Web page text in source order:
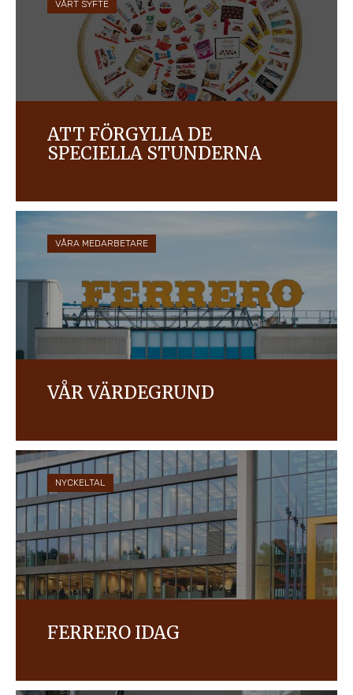
VÅRT SYFTE
ATT FÖRGYLLA DE
SPECIELLA STUNDERNA
samtidigt som vi värnar om människor och miljö.
VÅRA MEDARBETARE
VÅR VÄRDEGRUND
NYCKELTAL
FERRERO IDAG
varumärken som säljs i över 170 länder.